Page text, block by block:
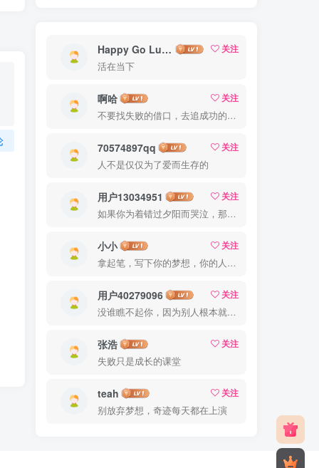
Happy Go Lucky
关注
活在当下
啊哈
关注
不要找失败的借口，去追成功的理由
70574897qq
关注
人不是仅仅为了爱而生存的
用户13034951
关注
如果你为着错过夕阳而哭泣，那么你就要错群星了
小小
关注
拿起笔，写下你的梦想，你的人生就从此刻起航
用户40279096
关注
没谁瞧不起你，因为别人根本就没瞧你，大家都很忙的
张浩
关注
失败只是成长的课堂
teah
关注
别放弃梦想，奇迹每天都在上演